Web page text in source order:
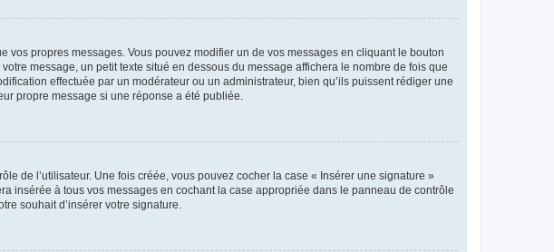
propres messages. Vous pouvez modifier un de vos messages en cliquant le bouton
message, un petit texte situé en dessous du message affichera le nombre de fois que
effectuée par un modérateur ou un administrateur, bien qu’ils puissent rédiger une
propre message si une réponse a été publiée.
de l’utilisateur. Une fois créée, vous pouvez cocher la case « Insérer une signature »
insérée à tous vos messages en cochant la case appropriée dans le panneau de contrôle
souhait d’insérer votre signature.